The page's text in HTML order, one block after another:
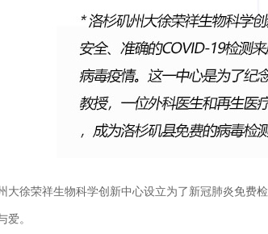
徐荣祥生物科学创新中心设立为了新冠肺炎免费
爱。